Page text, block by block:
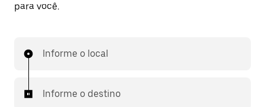
para você.
Informe o local
Informe o destino